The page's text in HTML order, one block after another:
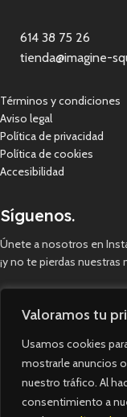
Valoramos tu
Usamos cookies
mostrarle anuncios
nuestro tráfico. Al
consentimiento a
614 38 75 26
tienda@imagine-
Términos y condiciones
Aviso legal
Política de privacidad
Política de cookies
Accesibilidad
Síguenos.
Únete a nosotros en
¡y no te pierdas